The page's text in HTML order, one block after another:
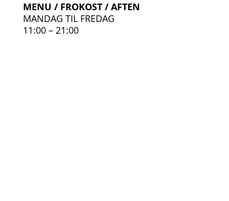
MENU / FROKOST / AFTEN
MANDAG TIL FREDAG
11:00 – 21:00